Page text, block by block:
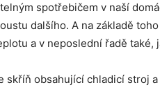
spotřebičem v naší
dalšího. A na základě
a v neposlední řadě také,
skříň obsahující chladicí stroj